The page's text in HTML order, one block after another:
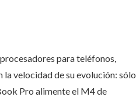
para teléfonos,
velocidad de su evolución: sólo
Pro alimente el M4 de